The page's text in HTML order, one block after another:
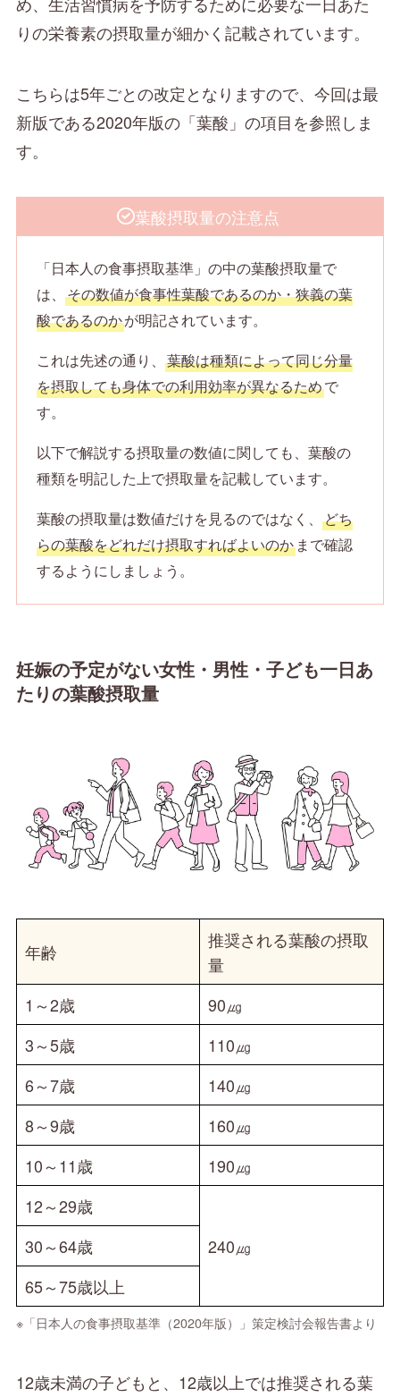
りの栄養素の摂取量が細かく記載されています。
こちらは5年ごとの改定となりますので、今回は最
新版である2020年版の「葉酸」の項目を参照しま
す。
葉酸摂取量の注意点
「日本人の食事摂取基準」の中の葉酸摂取量で
は、その数値が食事性葉酸であるのか・狭義の葉
酸であるのかが明記されています。
これは先述の通り、葉酸は種類によって同じ分量
を摂取しても身体での利用効率が異なるためで
す。
以下で解説する摂取量の数値に関しても、葉酸の
種類を明記した上で摂取量を記載しています。
葉酸の摂取量は数値だけを見るのではなく、どち
らの葉酸をどれだけ摂取すればよいのかまで確認
するようにしましょう。
妊娠の予定がない女性・男性・子ども一日あ
たりの葉酸摂取量
年齢
推奨される葉酸の摂取
量
1～2歳
90㎍
3～5歳
110㎍
6～7歳
140㎍
8～9歳
160㎍
10～11歳
190㎍
12～29歳
240㎍
30～64歳
65～75歳以上
※「日本人の食事摂取基準（2020年版）」策定検討会報告書より
12歳未満の子どもと、12歳以上では推奨される葉